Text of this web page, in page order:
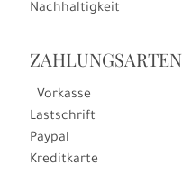
Nachhaltigkeit
ZAHLUNGSARTEN
Vorkasse
Lastschrift
Paypal
Kreditkarte